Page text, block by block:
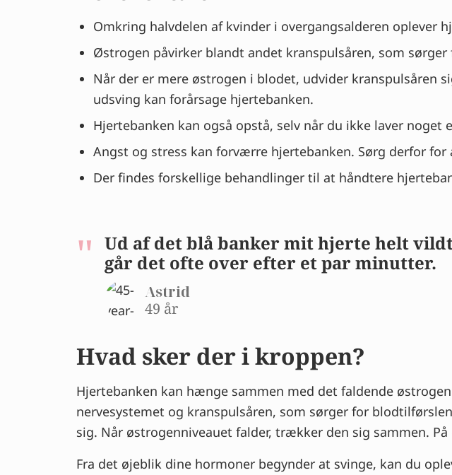
Omkring halvdelen af kvinder i overgangsalderen oplever
Østrogen påvirker blandt andet kranspulsåren, som
Når der er mere østrogen i blodet, udvider kranspulsåren
udsving kan forårsage hjertebanken.
Hjertebanken kan også opstå, selv når du ikke laver noget
Angst og stress kan forværre hjertebanken. Sørg derfor
Der findes forskellige behandlinger til at håndtere
Ud af det blå banker mit hjerte helt
går det ofte over efter et par minutter.
Astrid
49 år
Hvad sker der i kroppen?
Hjertebanken kan hænge sammen med det faldende
nervesystemet og kranspulsåren, som sørger for
sig. Når østrogenniveauet falder, trækker den sig sammen.
Fra det øjeblik dine hormoner begynder at svinge, kan du